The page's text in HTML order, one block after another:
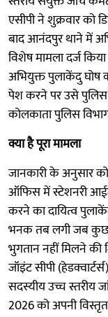
एसीपी ने शुक्रवार को
बाद आनंदपुर थाने में
विशेष मामला दर्ज
अभियुक्त पुलाकेंदु घोष
पेश करने पर उसे पुलिस
कोलकाता पुलिस
क्या है पूरा मामला
जानकारी के अनुसार
ऑफिस में स्टेशनरी
करने का दायित्व
भनक तब लगी जब कुछ
भुगतान नहीं मिलने की
जॉइंट सीपी
सदस्यीय उच्च स्तरीय
2026 को अपनी विस्तृत